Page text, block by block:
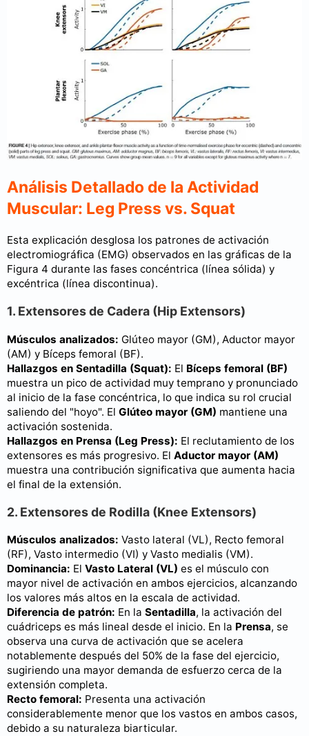
Análisis Detallado de la Actividad
Muscular: Leg Press vs. Squat
Esta explicación desglosa los patrones de activación
electromiográfica (EMG) observados en las gráficas de la
Figura 4 durante las fases concéntrica (línea sólida) y
excéntrica (línea discontinua).
1. Extensores de Cadera (Hip Extensors)
Músculos analizados: Glúteo mayor (GM), Aductor mayor
(AM) y Bíceps femoral (BF).
Hallazgos en Sentadilla (Squat): El Bíceps femoral (BF)
muestra un pico de actividad muy temprano y pronunciado
al inicio de la fase concéntrica, lo que indica su rol crucial
saliendo del "hoyo". El Glúteo mayor (GM) mantiene una
activación sostenida.
Hallazgos en Prensa (Leg Press): El reclutamiento de los
extensores es más progresivo. El Aductor mayor (AM)
muestra una contribución significativa que aumenta hacia
el final de la extensión.
2. Extensores de Rodilla (Knee Extensors)
Músculos analizados: Vasto lateral (VL), Recto femoral
(RF), Vasto intermedio (VI) y Vasto medialis (VM).
Dominancia: El Vasto Lateral (VL) es el músculo con
mayor nivel de activación en ambos ejercicios, alcanzando
los valores más altos en la escala de actividad.
Diferencia de patrón: En la Sentadilla, la activación del
cuádriceps es más lineal desde el inicio. En la Prensa, se
observa una curva de activación que se acelera
notablemente después del 50% de la fase del ejercicio,
sugiriendo una mayor demanda de esfuerzo cerca de la
extensión completa.
Recto femoral: Presenta una activación
considerablemente menor que los vastos en ambos casos,
debido a su naturaleza biarticular.